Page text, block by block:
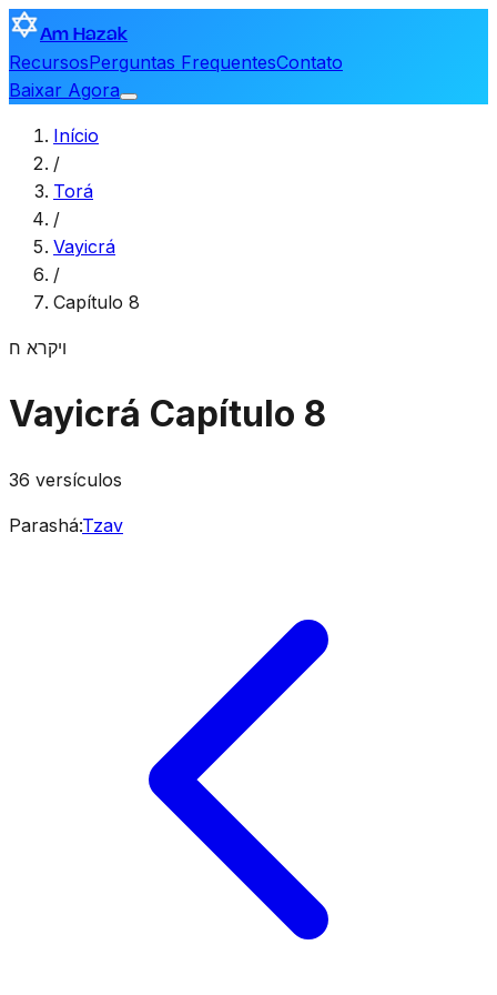
Am Hazak
RecursosPerguntas FrequentesContato
Baixar Agora
Início
/
Torá
/
Vayicrá
/
Capítulo 8
ויקרא ח
Vayicrá Capítulo 8
36 versículos
Parashá:Tzav